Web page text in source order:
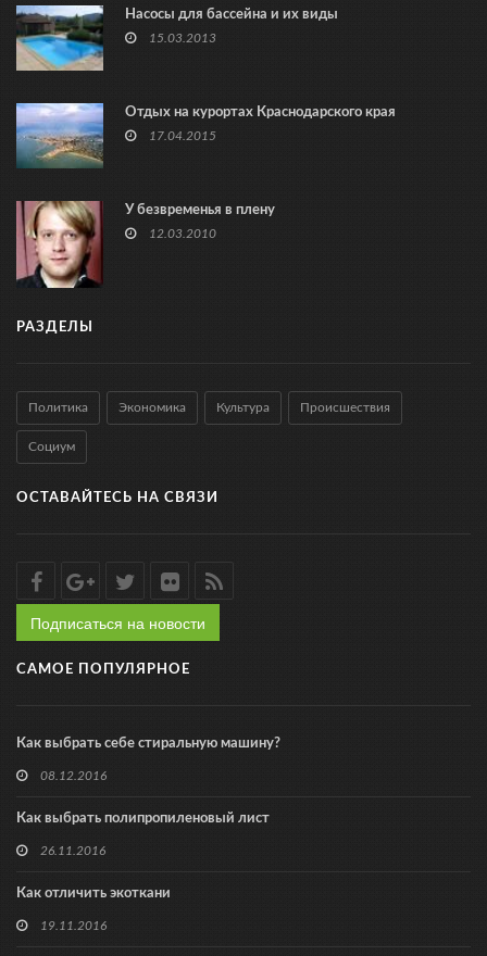
Насосы для бассейна и их виды
15.03.2013
Отдых на курортах Краснодарского края
17.04.2015
У безвременья в плену
12.03.2010
РАЗДЕЛЫ
Политика Экономика Культура Происшествия
Социум
ОСТАВАЙТЕСЬ НА СВЯЗИ
Подписаться на новости
САМОЕ ПОПУЛЯРНОЕ
Как выбрать себе стиральную машину?
08.12.2016
Как выбрать полипропиленовый лист
26.11.2016
Как отличить экоткани
19.11.2016